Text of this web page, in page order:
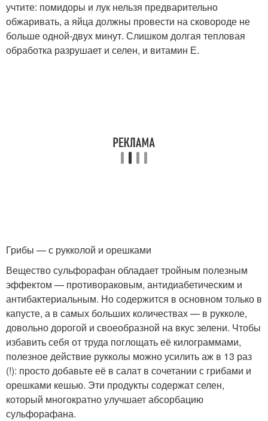
учтите: помидоры и лук нельзя предварительно
обжаривать, а яйца должны провести на сковороде не
больше одной-двух минут. Слишком долгая тепловая
обработка разрушает и селен, и витамин Е.
Грибы — с рукколой и орешками
Вещество сульфорафан обладает тройным полезным
эффектом — противораковым, антидиабетическим и
антибактериальным. Но содержится в основном только в
капусте, а в самых больших количествах — в рукколе,
довольно дорогой и своеобразной на вкус зелени. Чтобы
избавить себя от труда поглощать её килограммами,
полезное действие рукколы можно усилить аж в 13 раз
(!): просто добавьте её в салат в сочетании с грибами и
орешками кешью. Эти продукты содержат селен,
который многократно улучшает абсорбацию
сульфорафана.